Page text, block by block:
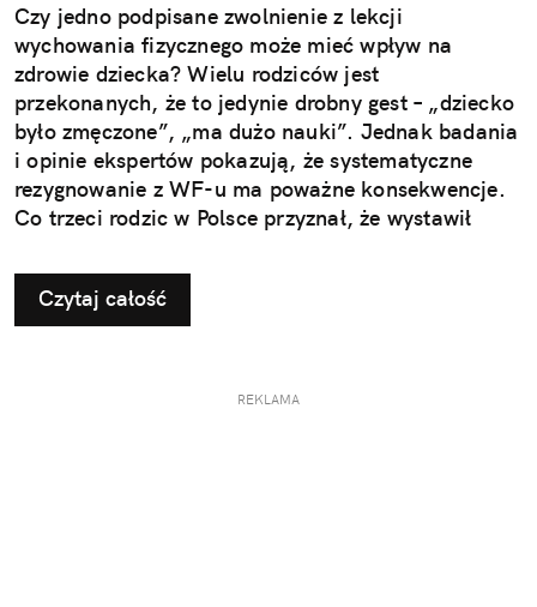
Czy jedno podpisane zwolnienie z lekcji
wychowania fizycznego może mieć wpływ na
zdrowie dziecka? Wielu rodziców jest
przekonanych, że to jedynie drobny gest – „dziecko
było zmęczone”, „ma dużo nauki”. Jednak badania
i opinie ekspertów pokazują, że systematyczne
rezygnowanie z WF-u ma poważne konsekwencje.
Co trzeci rodzic w Polsce przyznał, że wystawił
ruchowych. Ta pozornie niewinna decyzja w
dłuższej perspektywie odbiera najmłodszym szansę
na prawidłowy rozwój i budowanie odporności, a
ujawniają się dopiero w dorosłym życiu.
Czytaj całość
REKLAMA